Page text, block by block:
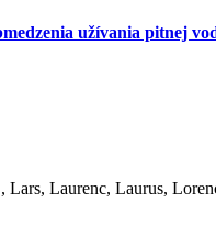
užívania pitnej
, Lars, Laurenc, Laurus,